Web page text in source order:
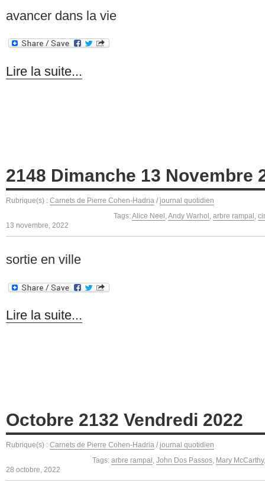
avancer dans la vie
Lire la suite...
2148 Dimanche 13 Novembre
Rubrique(s) : Carnets de Pierre Cohen-Hadria / journal quotidien
Tags:Alice Neel ,Andy Warhol , arbre rampal ,
13 novembre, 2022
sortie en ville
Lire la suite...
Octobre 2132 Vendredi 2022
Rubrique(s) : Carnets de Pierre Cohen-Hadria / journal quotidien
Tags: arbre rampal John Dos Passos Mary McCarthy
28 octobre, 2022